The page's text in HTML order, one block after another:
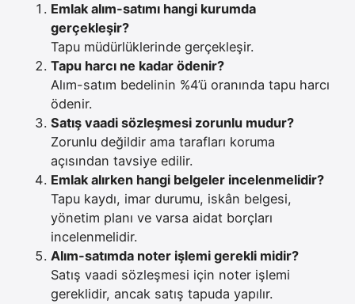
Emlak alım-satımı hangi kurumda
gerçekleşir?
Tapu müdürlüklerinde gerçekleşir.
Tapu harcı ne kadar ödenir?
Alım-satım bedelinin %4’ü oranında tapu harcı
ödenir.
Satış vaadi sözleşmesi zorunlu mudur?
Zorunlu değildir ama tarafları koruma
açısından tavsiye edilir.
Emlak alırken hangi belgeler incelenmelidir?
Tapu kaydı, imar durumu, iskân belgesi,
yönetim planı ve varsa aidat borçları
incelenmelidir.
Alım-satımda noter işlemi gerekli midir?
Satış vaadi sözleşmesi için noter işlemi
gereklidir, ancak satış tapuda yapılır.